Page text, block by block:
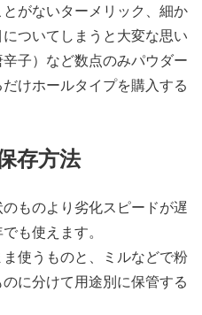
がないターメリック、細か
ついてしまうと大変な思い
子）など数点のみパウダー
けホールタイプを購入する
存方法
ものより劣化スピードが遅
も使えます。
使うものと、ミルなどで粉
に分けて用途別に保管する